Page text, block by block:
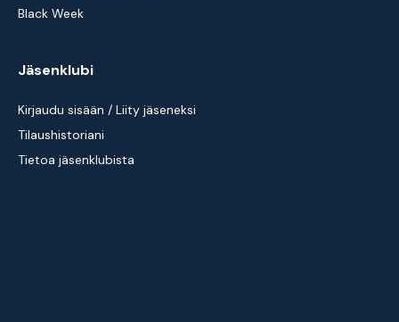
Black Week
Jäsenklubi
Kirjaudu sisään / Liity jäseneksi
Tilaushistoriani
Tietoa jäsenklubista